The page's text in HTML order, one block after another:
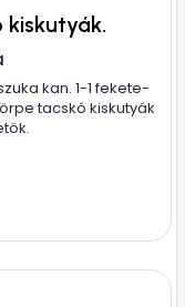
kiskutyák.
kan. 1-1 fekete-
tacskó kiskutyák